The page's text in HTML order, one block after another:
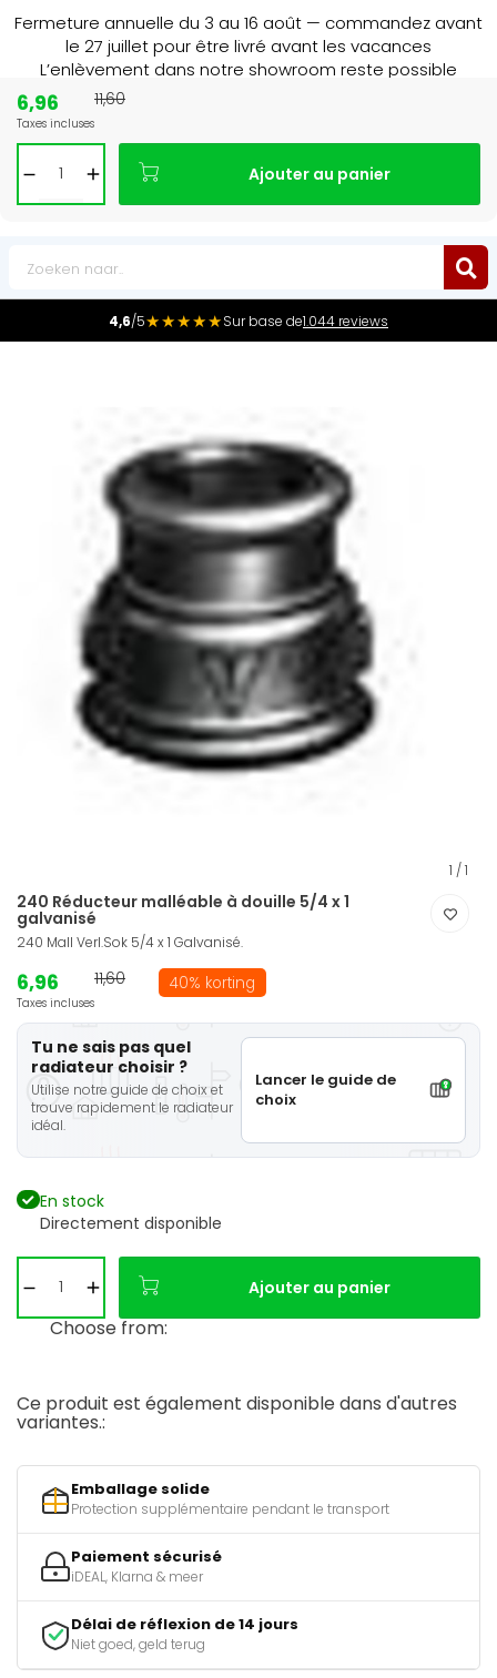
Fermeture annuelle du 3 au 16 août — commandez avant
le 27 juillet pour être livré avant les vacances
L’enlèvement dans notre showroom reste possible
4,6/5★★★★★Sur base de1.044 reviews
1 / 1
240 Réducteur malléable à douille 5/4 x 1
galvanisé
240 Mall Verl.Sok 5/4 x 1 Galvanisé.
6,96
Taxes incluses
11,60 40% korting
Tu ne sais pas quel
radiateur choisir ?
Utilise notre guide de choix et
trouve rapidement le radiateur
idéal.
Lancer le guide de
choix
En stock
Directement disponible
Ajouter au panier
6,96
Taxes incluses
11,60
Ajouter au panier
Choose from:
Ce produit est également disponible dans d'autres
variantes.:
Emballage solide
Protection supplémentaire pendant le transport
Paiement sécurisé
iDEAL, Klarna & meer
Délai de réflexion de 14 jours
Niet goed, geld terug